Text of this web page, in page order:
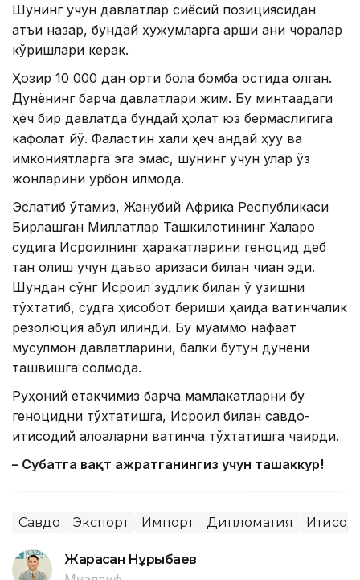
Шунинг учун давлатлар сиёсий позициясидан
қатъи назар, бундай ҳужумларга қарши аниқ чоралар
кўришлари керак.
Ҳозир 10 000 дан ортиқ бола бомба остида қолган.
Дунёнинг барча давлатлари жим. Бу минтақадаги
ҳеч бир давлатда бундай ҳолат юз бермаслигига
кафолат йўқ. Фаластин халқи ҳеч қандай ҳуқуқ ва
имкониятларга эга эмас, шунинг учун улар ўз
жонларини қурбон қилмоқда.
Эслатиб ўтамиз, Жанубий Африка Республикаси
Бирлашган Миллатлар Ташкилотининг Халқаро
судига Исроилнинг ҳаракатларини геноцид деб
тан олиш учун даъво аризаси билан чиққан эди.
Шундан сўнг Исроил зудлик билан ўқ узишни
тўхтатиб, судга ҳисобот бериши ҳақида вақтинчалик
резолюция қабул қилинди. Бу муаммо нафақат
мусулмон давлатларини, балки бутун дунёни
ташвишга солмоқда.
Руҳоний етакчимиз барча мамлакатларни бу
геноцидни тўхтатишга, Исроил билан савдо-
иқтисодий алоқаларни вақтинча тўхтатишга чақирди.
– Суҳбатга вақт ажратганингиз учун ташаккур!
Савдо Экспорт Импорт Дипломатия
Жарасқан Нұрыбаев